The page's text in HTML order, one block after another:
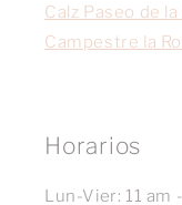
Calz Paseo de
Campestre la
Horarios
Lun-Vier: 11 am